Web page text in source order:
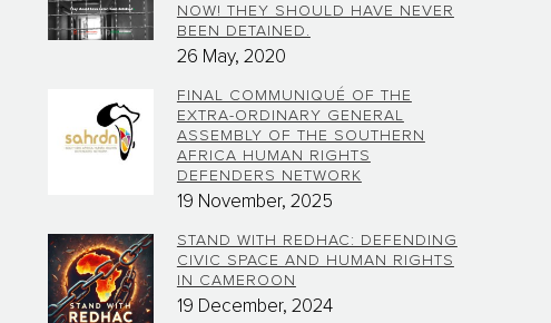
NOW! THEY SHOULD HAVE NEVER
BEEN DETAINED.
26 May, 2020
FINAL COMMUNIQUÉ OF THE
EXTRA-ORDINARY GENERAL
ASSEMBLY OF THE SOUTHERN
AFRICA HUMAN RIGHTS
DEFENDERS NETWORK
19 November, 2025
STAND WITH REDHAC: DEFENDING
CIVIC SPACE AND HUMAN RIGHTS
IN CAMEROON
19 December, 2024